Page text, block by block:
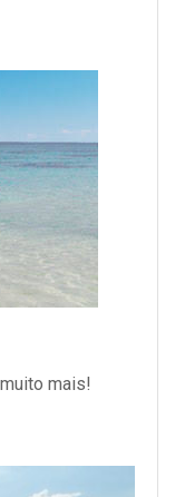
e muito mais!